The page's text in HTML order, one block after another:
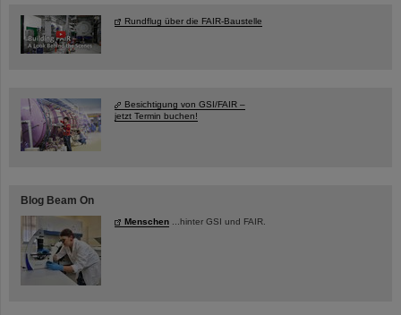
Rundflug über die FAIR-Baustelle
Besichtigung von GSI/FAIR –
jetzt Termin buchen!
Blog Beam On
Menschen ...hinter GSI und FAIR.